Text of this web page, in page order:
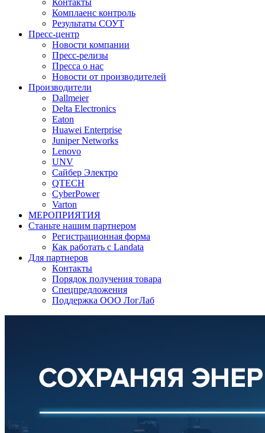
Комплаенс контроль
Результаты СОУТ
Пресс-центр
Новости компании
Пресс-релизы
Пресса о нас
Новости от производителей
Производители
Dallmeier
Delta Electronics
Eaton
Huawei Enterprise
Juniper Networks
Lenovo
UNV
Сайбер Электро
QTECH
CyberPower
Varton
МЕРОПРИЯТИЯ
Станьте нашим партнером
Регистрационная форма
Как работать с Landata
Для партнеров
Кoнтaкты
Порядок получения товара
Спецпредложения
Поддержка ООО ЛогЛаб